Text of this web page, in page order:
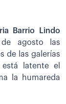
Barrio Lindo
agosto las
de las galerías
latente el
la humareda